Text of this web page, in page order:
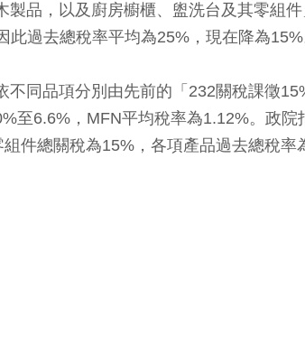
品，以及廚房櫥櫃、盥洗台及其零組
過去總稅率平均為25%，現在降為
同品項分別由先前的「232關稅課徵
至6.6%，MFN平均稅率為1.12%。政
件總關稅為15%，各項產品過去總稅